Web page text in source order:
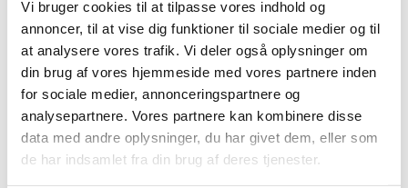
Vi bruger cookies til at tilpasse vores indhold og
annoncer, til at vise dig funktioner til sociale medier og til
at analysere vores trafik. Vi deler også oplysninger om
din brug af vores hjemmeside med vores partnere inden
for sociale medier, annonceringspartnere og
analysepartnere. Vores partnere kan kombinere disse
data med andre oplysninger, du har givet dem, eller som
de har indsamlet fra din brug af deres tjenester.
det. Det bliver også meget fedt at få lov til at træne
samme og bygge videre på vores spil, siger
Christine Busch.
Modsat får Alexandra Bøje og Mette Poulsen ikke
flere ugers træning op til VM, da de i de kommende
uger er i Indonesien for at spiller Super 750-
turneringen Indonesia Masters og Super 1000-